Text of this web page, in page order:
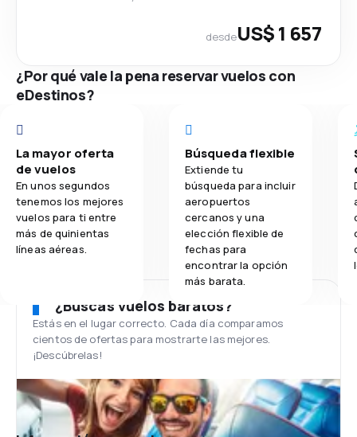
desdeUS$ 1 657
¿Por qué vale la pena reservar vuelos con
eDestinos?
La mayor oferta
de vuelos
En unos segundos
tenemos los mejores
vuelos para ti entre
más de quinientas
líneas aéreas.
Búsqueda flexible
Extiende tu
búsqueda para incluir
aeropuertos
cercanos y una
elección flexible de
fechas para
encontrar la opción
más barata.
¿Buscas vuelos baratos?
Estás en el lugar correcto. Cada día comparamos
cientos de ofertas para mostrarte las mejores.
¡Descúbrelas!